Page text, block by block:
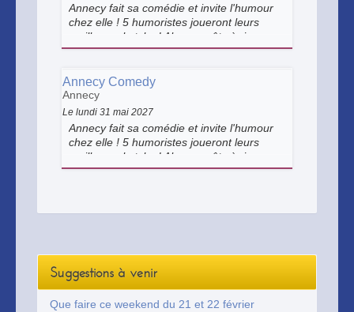
Annecy fait sa comédie et invite l'humour
chez elle ! 5 humoristes joueront leurs
meilleurs sketchs ! Alors... prêts à rire un
bon coup ?
Annecy Comedy
Annecy
Le lundi 31 mai 2027
Annecy fait sa comédie et invite l'humour
chez elle ! 5 humoristes joueront leurs
meilleurs sketchs ! Alors... prêts à rire un
bon coup ?
Suggestions à venir
Que faire ce weekend du 21 et 22 février